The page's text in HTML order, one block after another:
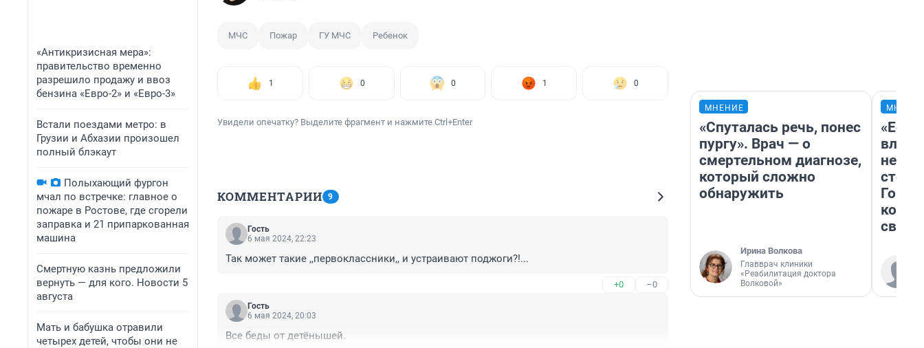
«Антикризисная мера»:
правительство временно
разрешило продажу и ввоз
бензина «Евро-2» и «Евро-3»
Встали поездами метро: в
Грузии и Абхазии произошел
полный блэкаут
Полыхающий фургон
мчал по встречке: главное о
пожаре в Ростове, где сгорели
заправка и 21 припаркованная
машина
Смертную казнь предложили
вернуть — для кого. Новости 5
августа
Мать и бабушка отравили
четырех детей, чтобы они не
МЧС Пожар ГУ МЧС Ребенок
1 0 0 1 0
Увидели опечатку? Выделите фрагмент и нажмите Ctrl+Enter
КОММЕНТАРИИ 9
Гость
6 мая 2024, 22:23
Так может такие ,,первоклассники,, и устраивают поджоги?!...
+0 –0
Гость
6 мая 2024, 20:03
Все беды от детёнышей.
МНЕНИЕ
«Спуталась речь, понес
пургу». Врач — о
смертельном диагнозе,
который сложно
обнаружить
Ирина Волкова
Главврач клиники
«Реабилитация доктора
Волковой»